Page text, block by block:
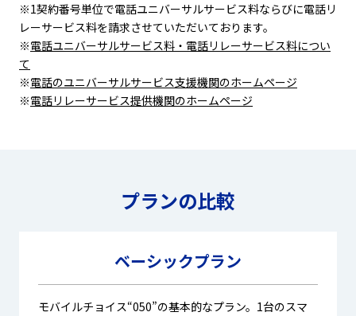
※1契約番号単位で電話ユニバーサルサービス料ならびに電話リ
レーサービス料を請求させていただいております。
※電話ユニバーサルサービス料・電話リレーサービス料につい
て
※電話のユニバーサルサービス支援機関のホームページ
※電話リレーサービス提供機関のホームページ
プランの比較
ベーシックプラン
モバイルチョイス“050”の基本的なプラン。1台のスマ